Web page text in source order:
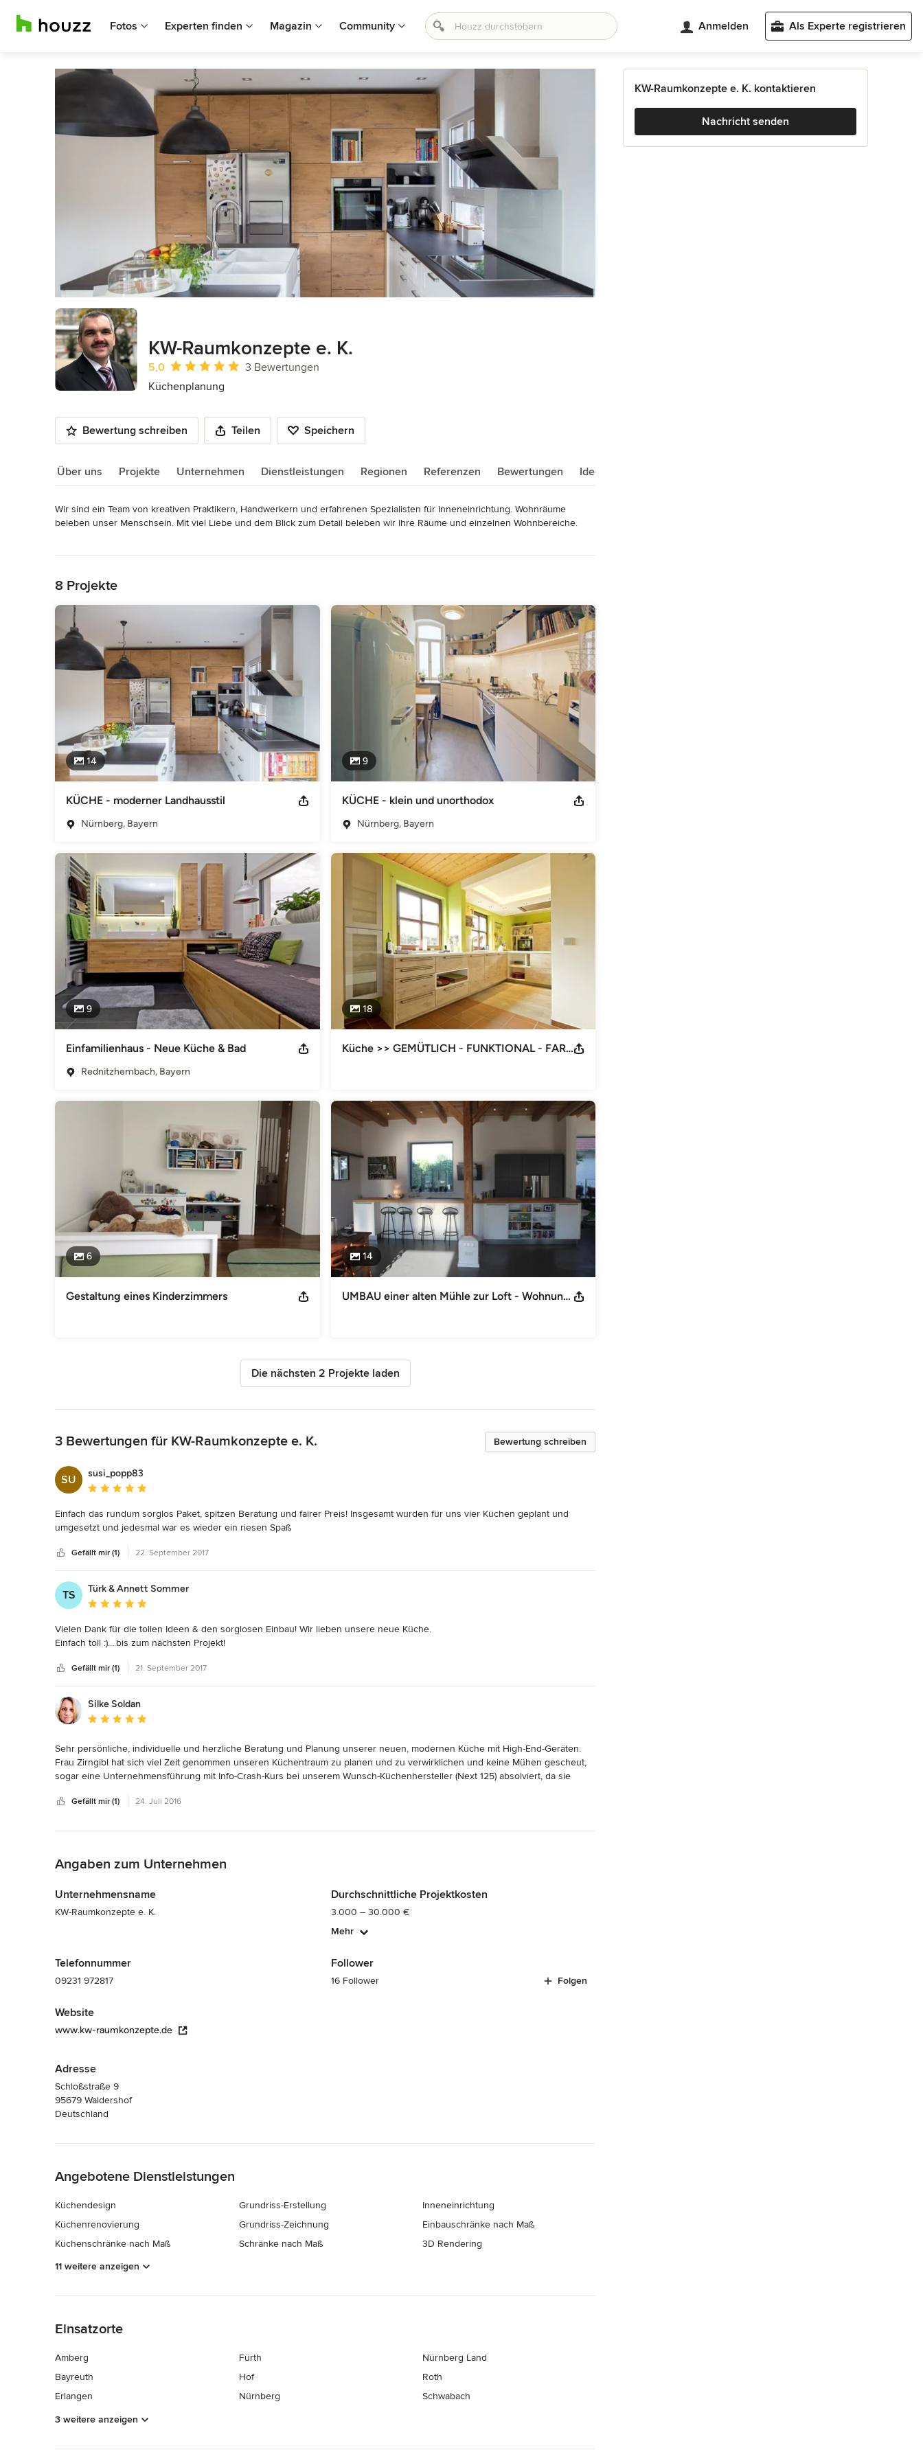
Fotos Experten finden Magazin Community Anmelden Als Experte registrieren
KW-Raumkonzepte e. K.
Durchschnittliche Bewertung: 5 von 5 Sternen
5,0
3 Bewertungen
Küchenplanung
Bewertung schreiben Teilen Speichern
Über uns Projekte Unternehmen Dienstleistungen Regionen Referenzen Bewertungen Ideenbücher
Über uns
Wir sind ein Team von kreativen Praktikern, Handwerkern und erfahrenen Spezialisten für Inneneinrichtung. Wohnräume
beleben unser Menschsein. Mit viel Liebe und dem Blick zum Detail beleben wir Ihre Räume und einzelnen Wohnbereiche.
Profitieren Sie von langjähriger praktischer Erfahrung im Einrichtungs- und Küchenbereich.
Impressum
KW-Raumkonzepte e. K. Inhaber: Thomas Schimmel Schloßstraße 9 95679 Waldershof Kontakt: Telefon: 09231 / 97 28 17 Fax:
09231 / 97 28 19 E-Mail: info@kw-raumkonzepte.de Registereintrag: Eintragung im Handelsregister Registergericht: Weiden
Registernummer: HRA 2916 Umsatzsteuer-ID: Umsatzsteuer-Identifikationsnummer gemäß §27 a Umsatzsteuergesetz:
DE815455560
Küchenplanung
8 Projekte
14
KÜCHE - moderner Landhausstil
Nürnberg, Bayern
9
KÜCHE - klein und unorthodox
Nürnberg, Bayern
9
Einfamilienhaus - Neue Küche & Bad
Rednitzhembach, Bayern
18
Küche >> GEMÜTLICH - FUNKTIONAL - FARBIG - GÜNSTIG
6
Gestaltung eines Kinderzimmers
14
UMBAU einer alten Mühle zur Loft - Wohnung (ebenerdig)
Die nächsten 2 Projekte laden
Bewertung schreiben
3 Bewertungen für KW-Raumkonzepte e. K.
SU
susi_popp83
Durchschnittliche Bewertung: 5 von 5 Sternen
Einfach das rundum sorglos Paket, spitzen Beratung und fairer Preis! Insgesamt wurden für uns vier Küchen geplant und
umgesetzt und jedesmal war es wieder ein riesen Spaß
Gefällt mir (1) 22. September 2017
TS
Türk & Annett Sommer
Durchschnittliche Bewertung: 5 von 5 Sternen
Vielen Dank für die tollen Ideen & den sorglosen Einbau! Wir lieben unsere neue Küche.
Einfach toll :)....bis zum nächsten Projekt!
Gefällt mir (1) 21. September 2017
Silke Soldan
Durchschnittliche Bewertung: 5 von 5 Sternen
Sehr persönliche, individuelle und herzliche Beratung und Planung unserer neuen, modernen Küche mit High-End-Geräten.
Frau Zirngibl hat sich viel Zeit genommen unseren Küchentraum zu planen und zu verwirklichen und keine Mühen gescheut,
sogar eine Unternehmensführung mit Info-Crash-Kurs bei unserem Wunsch-Küchenhersteller (Next 125) absolviert, da sie
sie uns gewünscht hatten! Vielen Dank!
Gefällt mir (1) 24. Juli 2016
Angaben zum Unternehmen
Unternehmensname
KW-Raumkonzepte e. K.
Telefonnummer
09231 972817
Website
www.kw-raumkonzepte.de
Adresse
Schloßstraße 9
95679 Waldershof
Deutschland
Durchschnittliche Projektkosten
3.000 – 30.000 €
Mehr
Follower
16 Follower Folgen
Angebotene Dienstleistungen
Küchendesign
Küchenrenovierung
Küchenschränke nach Maß
Grundriss-Erstellung
Grundriss-Zeichnung
Schränke nach Maß
Inneneinrichtung
Einbauschränke nach Maß
3D Rendering
11 weitere anzeigen
Einsatzorte
Amberg
Bayreuth
Erlangen
Fürth
Hof
Nürnberg
Nürnberg Land
Roth
Schwabach
3 weitere anzeigen
KW-Raumkonzepte e. K. kontaktieren
Nachricht senden